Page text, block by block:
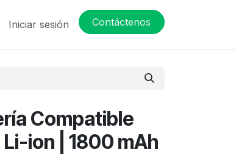
Iniciar sesión Contáctenos
Compatible
ion | 1800 mAh